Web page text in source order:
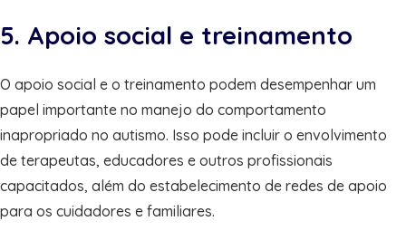
5. Apoio social e treinamento
O apoio social e o treinamento podem desempenhar um
papel importante no manejo do comportamento
inapropriado no autismo. Isso pode incluir o envolvimento
de terapeutas, educadores e outros profissionais
capacitados, além do estabelecimento de redes de apoio
para os cuidadores e familiares.